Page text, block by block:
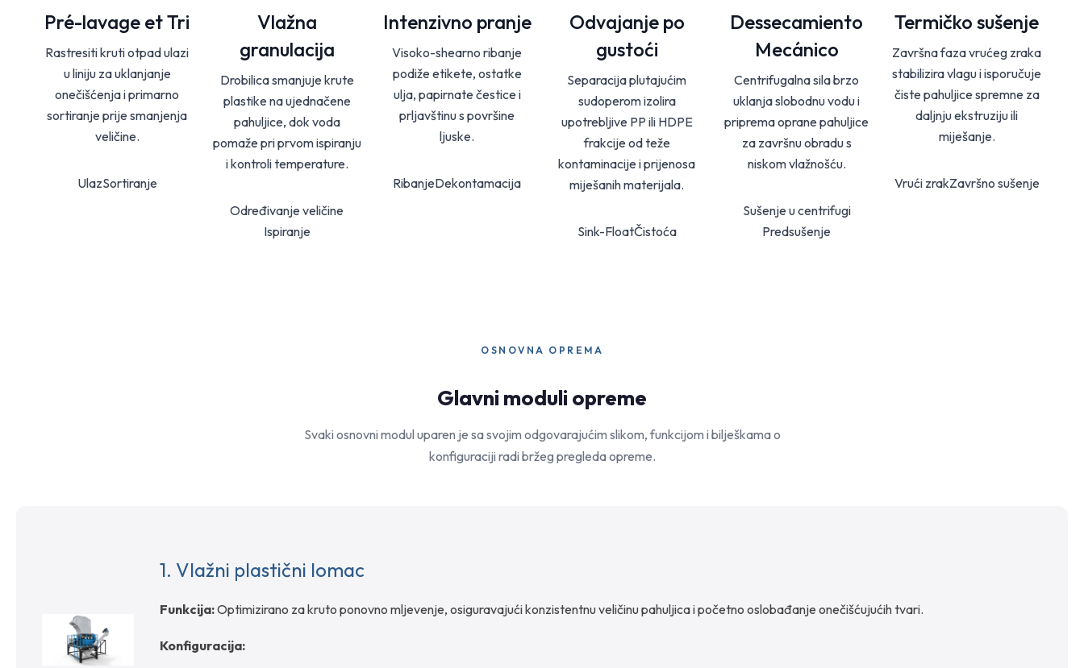
Pré-lavage et Tri
Rastresiti kruti otpad ulazi
u liniju za uklanjanje
onečišćenja i primarno
sortiranje prije smanjenja
veličine.
UlazSortiranje
Vlažna
granulacija
Drobilica smanjuje krute
plastike na ujednačene
pahuljice, dok voda
pomaže pri prvom ispiranju
i kontroli temperature.
Određivanje veličine
Ispiranje
Intenzivno pranje
Visoko-shearno ribanje
podiže etikete, ostatke
ulja, papirnate čestice i
prljavštinu s površine
ljuske.
RibanjeDekontamacija
Odvajanje po
gustoći
Separacija plutajućim
sudoperom izolira
upotrebljive PP ili HDPE
frakcije od teže
kontaminacije i prijenosa
miješanih materijala.
Sink-FloatČistoća
Dessecamiento
Mecánico
Centrifugalna sila brzo
uklanja slobodnu vodu i
priprema oprane pahuljice
za završnu obradu s
niskom vlažnošću.
Sušenje u centrifugi
Predsušenje
Termičko sušenje
Završna faza vrućeg zraka
stabilizira vlagu i isporučuje
čiste pahuljice spremne za
daljnju ekstruziju ili
miješanje.
Vrući zrakZavršno sušenje
OSNOVNA OPREMA
Glavni moduli opreme
Svaki osnovni modul uparen je sa svojim odgovarajućim slikom, funkcijom i bilješkama o
konfiguraciji radi bržeg pregleda opreme.
1. Vlažni plastični lomac
Funkcija:Optimizirano za kruto ponovno mljevenje, osiguravajući konzistentnu veličinu pahuljica i početno oslobađanje onečišćujućih tvari.
Konfiguracija: